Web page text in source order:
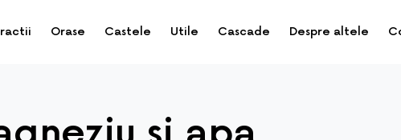
Orase Castele Utile Cascade Despre altele